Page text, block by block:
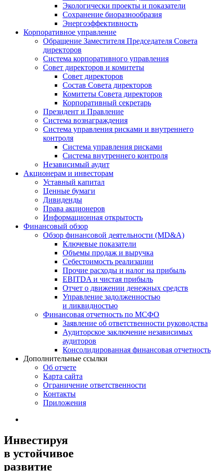
Экологически проекты и показатели
Сохранение биоразнообразия
Энергоэффективность
Корпоративное управление
Обращение Заместителя Председателя Совета
директоров
Система корпоративного управления
Совет директоров и комитеты
Совет директоров
Состав Совета директоров
Комитеты Совета директоров
Корпоративный секретарь
Президент и Правление
Система вознаграждения
Система управления рисками и внутреннего
контроля
Система управления рисками
Система внутреннего контроля
Независимый аудит
Акционерам и инвесторам
Уставный капитал
Ценные бумаги
Дивиденды
Права акционеров
Информационная открытость
Финансовый обзор
Обзор финансовой деятельности (MD&A)
Ключевые показатели
Объемы продаж и выручка
Себестоимость реализации
Прочие расходы и налог на прибыль
EBITDA и чистая прибыль
Отчет о движении денежных средств
Управление задолженностью
и ликвидностью
Финансовая отчетность по МСФО
Заявление об ответственности руководства
Аудиторское заключение независимых
аудиторов
Консолидированная финансовая отчетность
Дополнительные ссылки
Об отчете
Карта сайта
Ограничение ответственности
Контакты
Приложения
Инвестируя
в устойчивое
развитие